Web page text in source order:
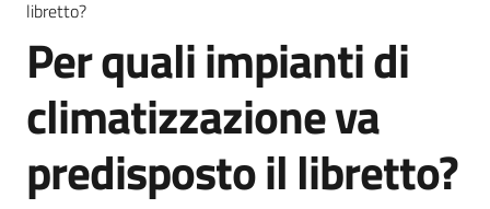
Servizi
dell'Urp
Accesso
libretto?
Salta al contenuto
Per quali impianti di
climatizzazione va
predisposto il libretto?